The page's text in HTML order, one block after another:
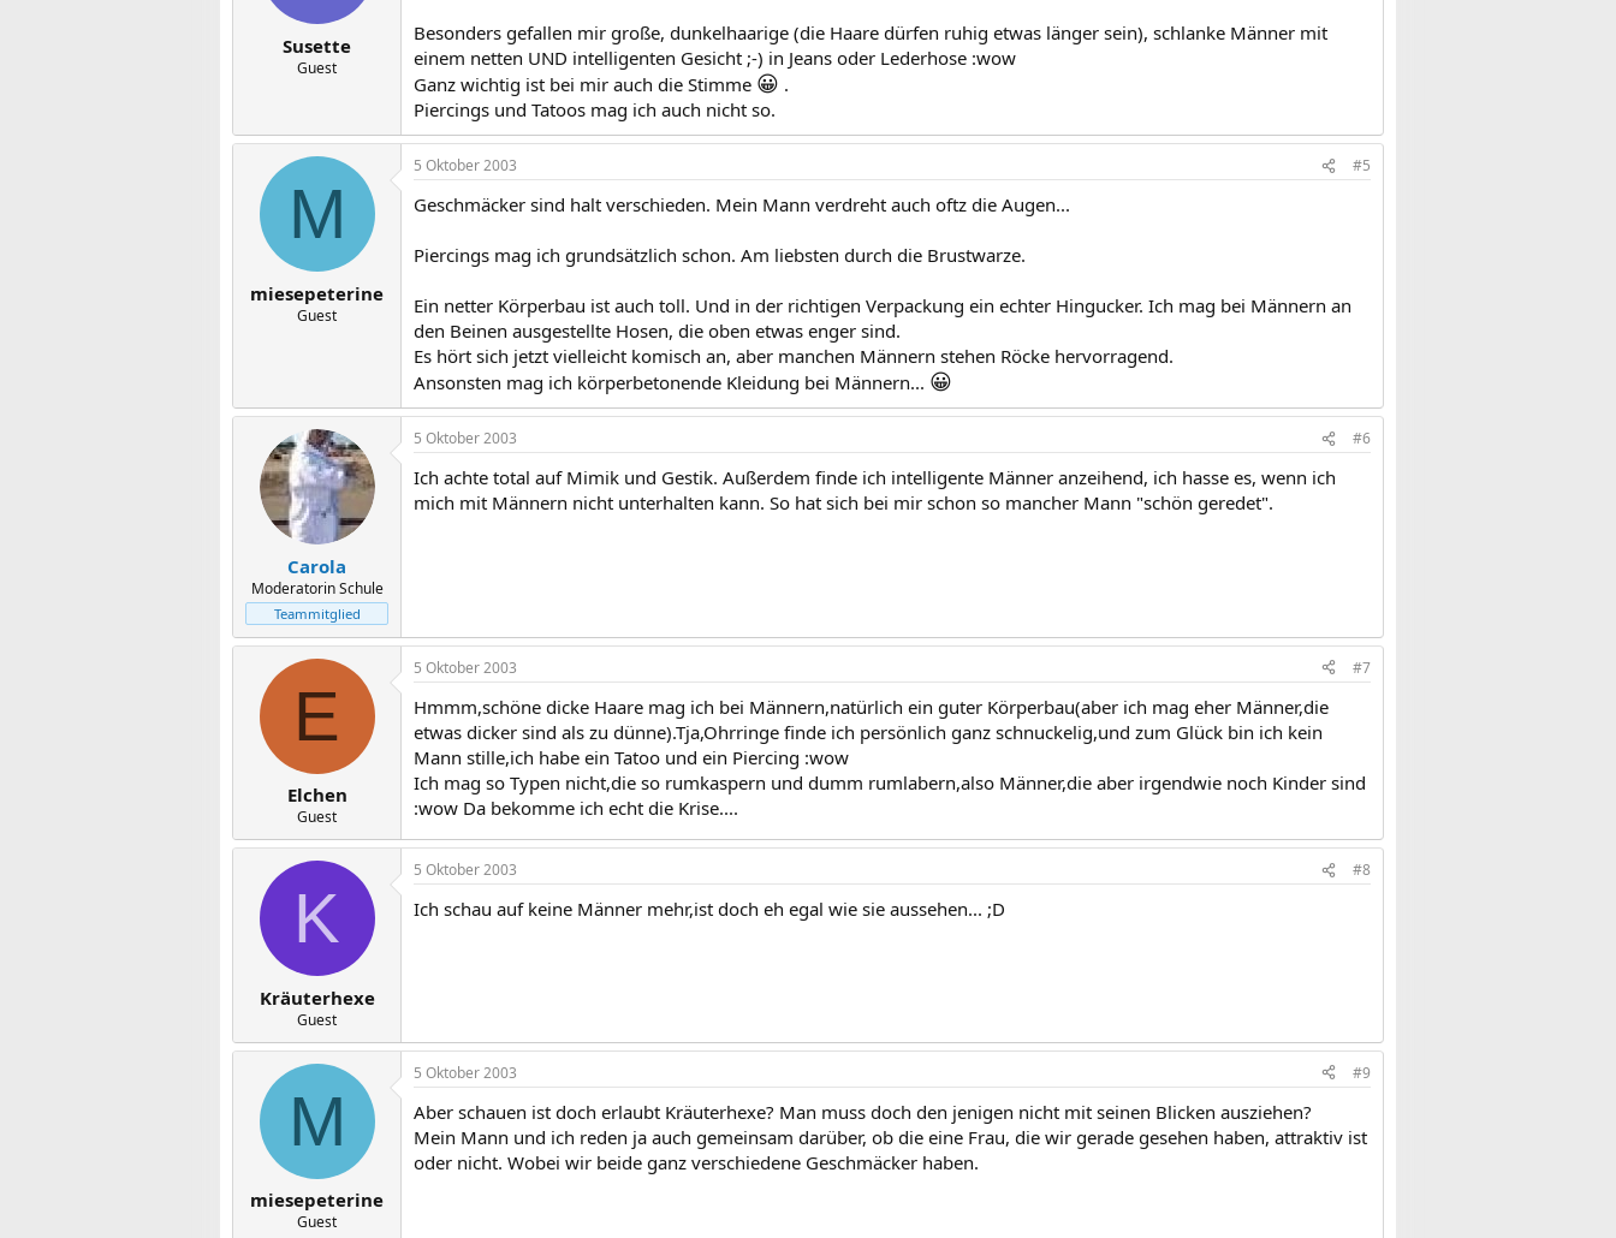
Susette
Guest
Besonders gefallen mir große, dunkelhaarige (die Haare dürfen ruhig etwas länger sein), schlanke Männer mit
einem netten UND intelligenten Gesicht ;-) in Jeans oder Lederhose :wow
Ganz wichtig ist bei mir auch die Stimme 😀 .
Piercings und Tatoos mag ich auch nicht so.
M
miesepeterine
Guest
5 Oktober 2003 #5
Geschmäcker sind halt verschieden. Mein Mann verdreht auch oftz die Augen...
Piercings mag ich grundsätzlich schon. Am liebsten durch die Brustwarze.
Ein netter Körperbau ist auch toll. Und in der richtigen Verpackung ein echter Hingucker. Ich mag bei Männern an
den Beinen ausgestellte Hosen, die oben etwas enger sind.
Es hört sich jetzt vielleicht komisch an, aber manchen Männern stehen Röcke hervorragend.
Ansonsten mag ich körperbetonende Kleidung bei Männern... 😀
Carola
Moderatorin Schule
Teammitglied
5 Oktober 2003 #6
Ich achte total auf Mimik und Gestik. Außerdem finde ich intelligente Männer anzeihend, ich hasse es, wenn ich
mich mit Männern nicht unterhalten kann. So hat sich bei mir schon so mancher Mann "schön geredet".
E
Elchen
Guest
5 Oktober 2003 #7
Hmmm,schöne dicke Haare mag ich bei Männern,natürlich ein guter Körperbau(aber ich mag eher Männer,die
etwas dicker sind als zu dünne).Tja,Ohrringe finde ich persönlich ganz schnuckelig,und zum Glück bin ich kein
Mann stille,ich habe ein Tatoo und ein Piercing :wow
Ich mag so Typen nicht,die so rumkaspern und dumm rumlabern,also Männer,die aber irgendwie noch Kinder sind
:wow Da bekomme ich echt die Krise....
K
Kräuterhexe
Guest
5 Oktober 2003 #8
Ich schau auf keine Männer mehr,ist doch eh egal wie sie aussehen... ;D
M
miesepeterine
Guest
5 Oktober 2003 #9
Aber schauen ist doch erlaubt Kräuterhexe? Man muss doch den jenigen nicht mit seinen Blicken ausziehen?
Mein Mann und ich reden ja auch gemeinsam darüber, ob die eine Frau, die wir gerade gesehen haben, attraktiv ist
oder nicht. Wobei wir beide ganz verschiedene Geschmäcker haben.